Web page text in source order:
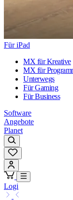
Für iPad
MX für Kreative
MX für
Unterwegs
Für Gaming
Für Business
Software
Angebote
Planet
Logi